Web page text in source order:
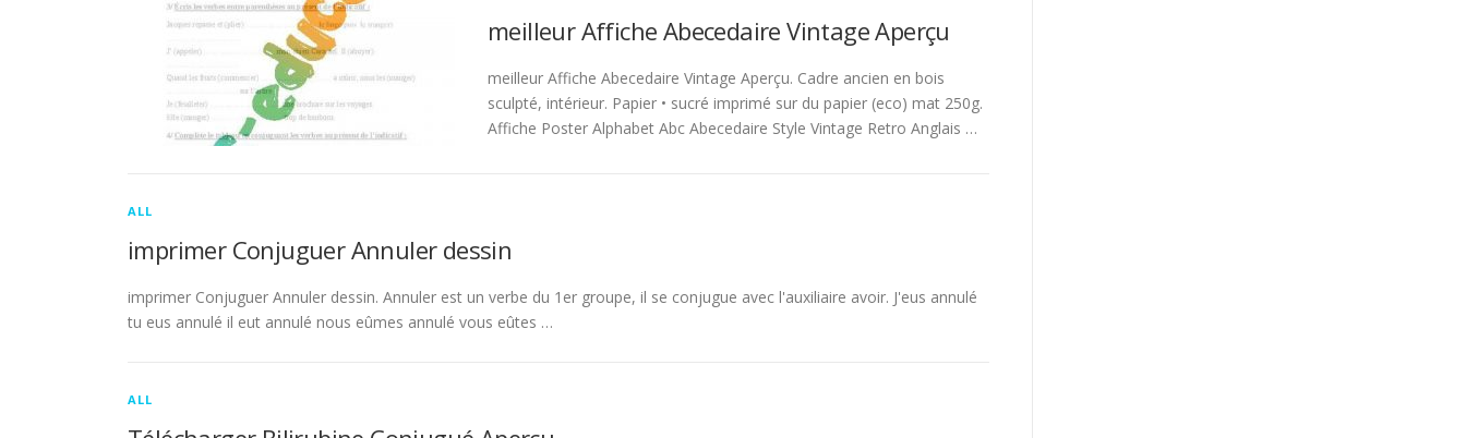
meilleur Affiche Abecedaire Vintage Aperçu
meilleur Affiche Abecedaire Vintage Aperçu. Cadre ancien en bois
sculpté, intérieur. Papier • sucré imprimé sur du papier (eco) mat 250g.
Affiche Poster Alphabet Abc Abecedaire Style Vintage Retro Anglais …
ALL
imprimer Conjuguer Annuler dessin
imprimer Conjuguer Annuler dessin. Annuler est un verbe du 1er groupe, il se conjugue avec l'auxiliaire avoir. J'eus annulé
tu eus annulé il eut annulé nous eûmes annulé vous eûtes …
ALL